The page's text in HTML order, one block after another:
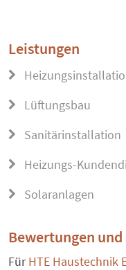
Leistungen
Lüftungsbau
Sanitärinstallation
Heizungs-
Solaranlagen
Bewertungen
FürHTE Haustechnik